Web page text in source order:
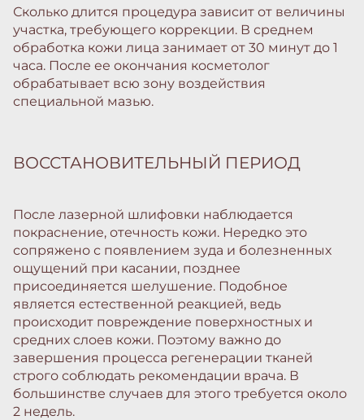
Сколько длится процедура зависит от величины
участка, требующего коррекции. В среднем
обработка кожи лица занимает от 30 минут до 1
часа. После ее окончания косметолог
обрабатывает всю зону воздействия
специальной мазью.
ВОССТАНОВИТЕЛЬНЫЙ ПЕРИОД
После лазерной шлифовки наблюдается
покраснение, отечность кожи. Нередко это
сопряжено с появлением зуда и болезненных
ощущений при касании, позднее
присоединяется шелушение. Подобное
является естественной реакцией, ведь
происходит повреждение поверхностных и
средних слоев кожи. Поэтому важно до
завершения процесса регенерации тканей
строго соблюдать рекомендации врача. В
большинстве случаев для этого требуется около
2 недель.